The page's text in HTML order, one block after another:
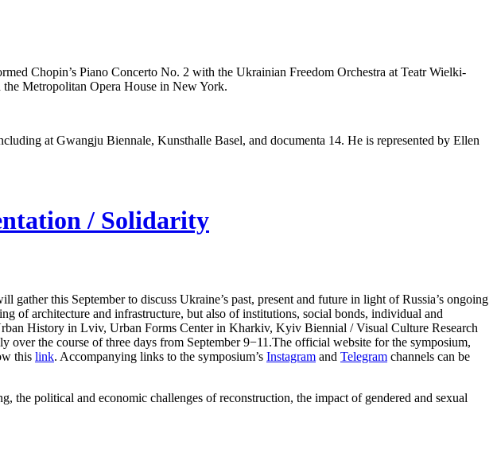
Chopin’s Piano Concerto No. 2 with the Ukrainian Freedom Orchestra at Teatr Wielki-
the Metropolitan Opera House in New York.
at Gwangju Biennale, Kunsthalle Basel, and documenta 14. He is represented by Ellen
/ Solidarity
this September to discuss Ukraine’s past, present and future in light of Russia’s ongoing
of architecture and infrastructure, but also of institutions, social bonds, individual and
History in Lviv, Urban Forms Center in Kharkiv, Kyiv Biennial / Visual Culture Research
the course of three days from September 9−11.The official website for the symposium,
this link. Accompanying links to the symposium’s Instagram and Telegram channels can be
the political and economic challenges of reconstruction, the impact of gendered and sexual